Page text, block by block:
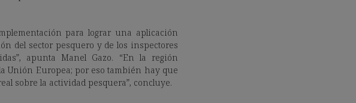
para lograr una aplicación
del sector pesquero y de los inspectores
apunta Manel Gazo. “En la región
Unión Europea; por eso también hay que
sobre la actividad pesquera”, concluye.